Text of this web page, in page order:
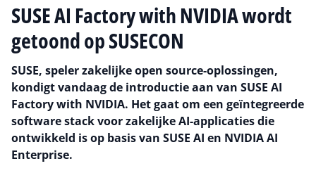
SUSE AI Factory with NVIDIA wordt
getoond op SUSECON
SUSE, speler zakelijke open source-oplossingen,
kondigt vandaag de introductie aan van SUSE AI
Factory with NVIDIA. Het gaat om een geïntegreerde
software stack voor zakelijke AI-applicaties die
ontwikkeld is op basis van SUSE AI en NVIDIA AI
Enterprise.